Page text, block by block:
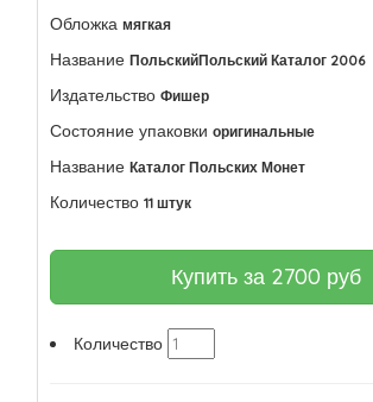
Обложка мягкая
Название ПольскийПольский Каталог 2006
Издательство Фишер
Состояние упаковки оригинальные
Название Каталог Польских Монет
Количество 11 штук
Купить за 2700 руб
Количество